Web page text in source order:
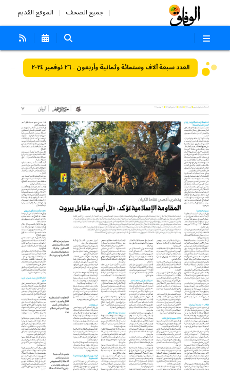
جميع الصحف الموقع القديم
العدد سبعة آلاف وستمائة وثمانية وأربعون - ٢٦ نوفمبر ٢٠٢٤